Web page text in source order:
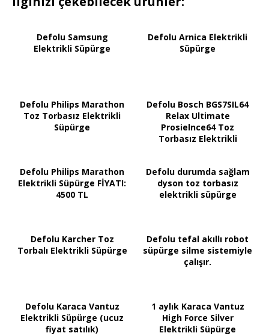
Defolu Samsung
Elektrikli Süpürge
Defolu Arnica Elektrikli
Süpürge
Defolu Philips Marathon
Toz Torbasız Elektrikli
Süpürge
Defolu Bosch BGS7SIL64
Relax Ultimate
Prosielnce64 Toz
Torbasız Elektrikli
Defolu Philips Marathon
Elektrikli Süpürge FİYATI:
4500 TL
Defolu durumda sağlam
dyson toz torbasız
elektrikli süpürge
Defolu Karcher Toz
Torbalı Elektrikli Süpürge
Defolu tefal akıllı robot
süpürge silme sistemiyle
çalışır.
Defolu Karaca Vantuz
Elektrikli Süpürge (ucuz
fiyat satılık)
1 aylık Karaca Vantuz
High Force Silver
Elektrikli Süpürge